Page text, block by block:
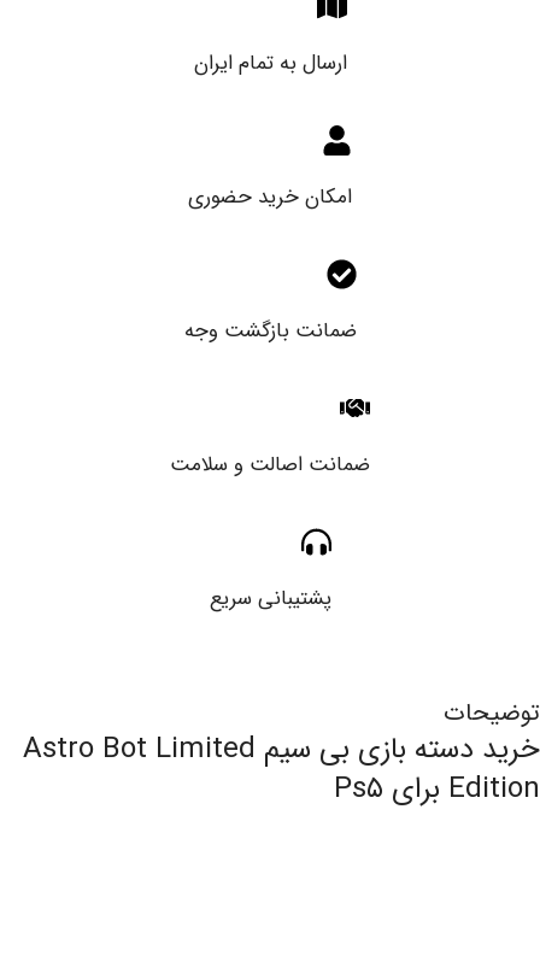
ارسال به تمام ایران
امکان خرید حضوری
ضمانت بازگشت وجه
ضمانت اصالت و سلامت
پشتیبانی سریع
توضیحات
خرید دسته بازی بی سیم Astro Bot Limited
Edition برای Ps۵